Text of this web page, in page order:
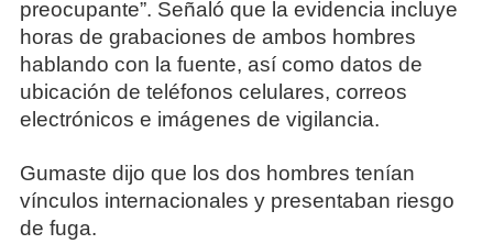
preocupante”. Señaló que la evidencia incluye
horas de grabaciones de ambos hombres
hablando con la fuente, así como datos de
ubicación de teléfonos celulares, correos
electrónicos e imágenes de vigilancia.
Gumaste dijo que los dos hombres tenían
vínculos internacionales y presentaban riesgo
de fuga.